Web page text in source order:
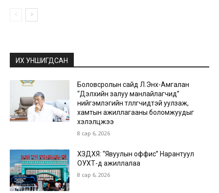
ИХ УНШИГДСАН
Боловсролын сайд Л.Энх-Амгалан
“Дэлхийн залуу манлайлагчид”
нийгэмлэгийн төлөөлөгчидтэй уулзаж,
хамтын ажиллагааны боломжуудыг
хэлэлцжээ
8 сар 6, 2026
ХЗДХЯ: “Явуулын оффис” Нарантуул
ОУХТ-д ажиллалаа
8 сар 6, 2026